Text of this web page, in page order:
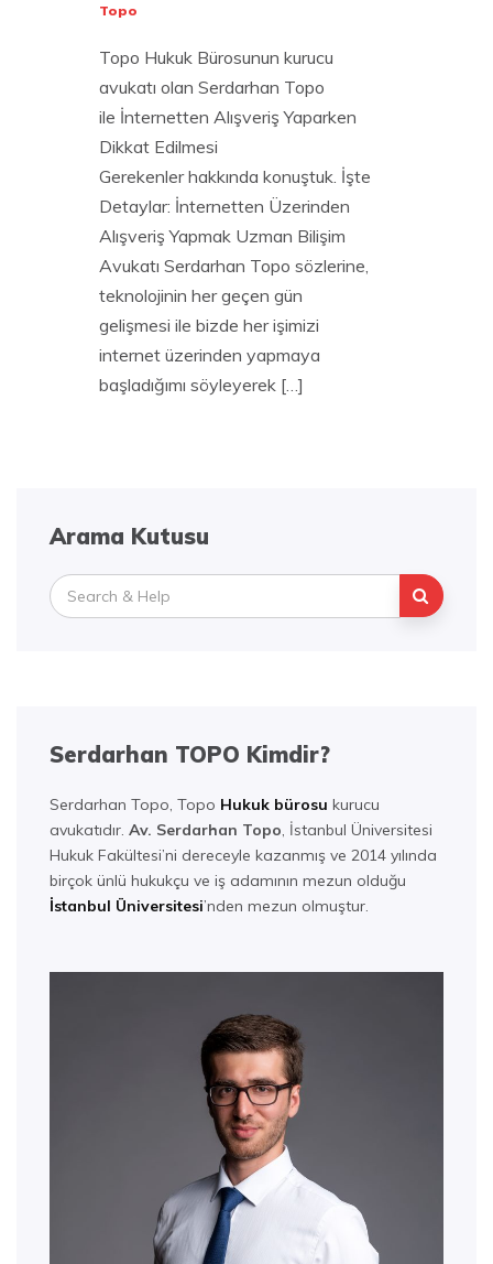
Topo
Topo Hukuk Bürosunun kurucu
avukatı olan Serdarhan Topo
ile İnternetten Alışveriş Yaparken
Dikkat Edilmesi
Gerekenler hakkında konuştuk. İşte
Detaylar: İnternetten Üzerinden
Alışveriş Yapmak Uzman Bilişim
Avukatı Serdarhan Topo sözlerine,
teknolojinin her geçen gün
gelişmesi ile bizde her işimizi
internet üzerinden yapmaya
başladığımı söyleyerek […]
Arama Kutusu
Search
for:
Serdarhan TOPO Kimdir?
Serdarhan Topo, Topo Hukuk bürosu kurucu
avukatıdır. Av. Serdarhan Topo, İstanbul Üniversitesi
Hukuk Fakültesi’ni dereceyle kazanmış ve 2014 yılında
birçok ünlü hukukçu ve iş adamının mezun olduğu
İstanbul Üniversitesi’nden mezun olmuştur.